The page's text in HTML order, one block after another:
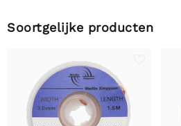
Soortgelijke producten